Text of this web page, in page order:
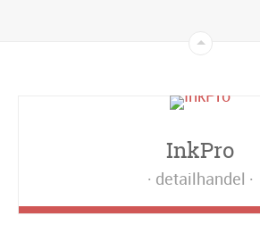
InkPro
detailhandel